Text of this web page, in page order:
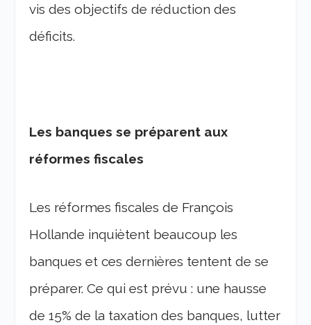
vis des objectifs de réduction des
déficits.
Les banques se préparent aux
réformes fiscales
Les réformes fiscales de François
Hollande inquiètent beaucoup les
banques et ces dernières tentent de se
préparer. Ce qui est prévu : une hausse
de 15% de la taxation des banques, lutter